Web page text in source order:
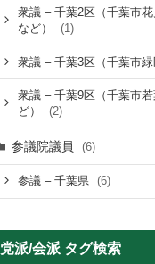
衆議 – 千葉2区（千葉市
など）
(1)
衆議 – 千葉3区（千葉市緑
衆議 – 千葉9区（千葉市
ど）
(2)
参議院議員 (6)
参議 – 千葉県 (6)
党派/会派 タグ検索